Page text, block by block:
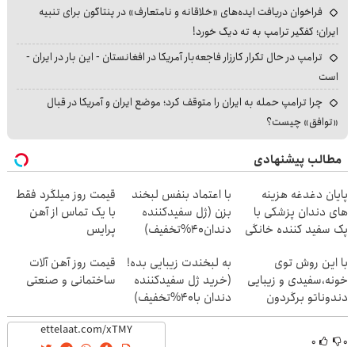
فراخوان دریافت ایده‌های «خلاقانه و نامتعارف» در پنتاگون برای تنبیه
ایران؛ کفگیر ترامپ به ته دیگ خورد!
ترامپ در حال تکرار کارزار فاجعه‌بار آمریکا در افغانستان - این بار در ایران -
است
چرا ترامپ حمله به ایران را متوقف کرد؛ موضع ایران و آمریکا در قبال
«توافق» چیست؟
مطالب پیشنهادی
پایان دغدغه هزینه
های دندان پزشکی با
پک سفید کننده خانگی
با اعتماد بنفس لبخند
بزن (ژل سفیدکننده
دندان40%تخفیف)
قیمت روز میلگرد فقط
با یک تماس از آهن
پرایس
با این روش توی
خونه،سفیدی و زیبایی
دندوناتو برگردون
(40%off)
به لبخندت زیبایی بده!
(خرید ژل سفیدکننده
دندان با40%تخفیف)
قیمت روز آهن آلات
ساختمانی و صنعتی
۰ ۰